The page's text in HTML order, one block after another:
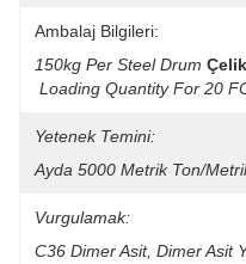
Ambalaj Bilgileri:
150kg Per Steel Drum
Loading Quantity For 20
Yetenek Temini:
Ayda 5000 Metrik Ton/
Vurgulamak:
C36 Dimer Asit, Dimer Asit